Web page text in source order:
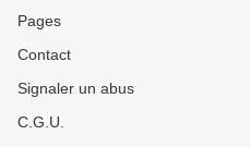
Pages
Contact
Signaler un abus
C.G.U.